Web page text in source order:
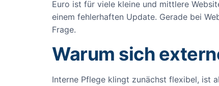
Euro ist für viele kleine und mittlere
einem fehlerhaften Update. Gerade bei
Frage.
Warum sich
Interne Pflege klingt zunächst flexibel, ist